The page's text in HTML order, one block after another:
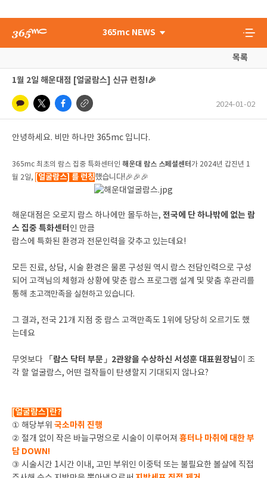
365mc NEWS
목록
1월 2일 해운대점 [얼굴람스] 신규 런칭!🎉
2024-01-02
안녕하세요. 비만 하나만 365mc 입니다.
365mc 최초의 람스 집중 특화센터인 해운대 람스 스페셜센터 가 2024년 갑진년 1
월 2일, [얼굴람스] 를 런칭했습니다!🎉🎉🎉
해운대점은 오로지 람스 하나에만 몰두하는, 전국에 단 하나밖에 없는 람
스 집중 특화센터 인 만큼
람스에 특화된 환경과 전문인력을 갖추고 있는데요!
모든 진료, 상담, 시술 환경은 물론 구성원 역시 람스 전담인력으로 구성
되어 고객님의 체형과 상황에 맞춘 람스 프로그램 설계 및 맞춤 후관리를
통해 초고객만족을 실현하고 있습니다.
그 결과, 전국 21개 지점 중 람스 고객만족도 1위에 당당히 오르기도 했
는데요
무엇보다 「람스 닥터 부문」2관왕을 수상하신 서성훈 대표원장님이 조
각 할 얼굴람스, 어떤 걸작들이 탄생할지 기대되지 않나요?
[얼굴람스]란?
① 해당부위 국소마취 진행
② 절개 없이 작은 바늘구멍으로 시술이 이루어져 흉터나 마취에 대한 부
담 DOWN!
③ 시술시간 1시간 이내, 고민 부위인 이중턱 또는 불필요한 볼살에 직접